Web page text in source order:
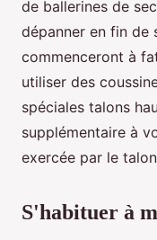
de ballerines de
dépanner en fin de
commenceront à
utiliser des
spéciales talons
supplémentaire à
exercée par le
S'habituer à